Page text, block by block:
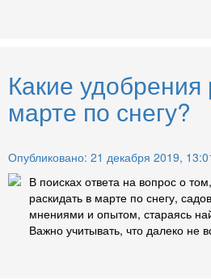
Какие удобрения
марте по снегу?
Опубликовано: 21 декабря 2019,
В поисках ответа на вопрос о
раскидать в марте по снегу,
мнениями и опытом, стараясь
Важно учитывать, что далеко не